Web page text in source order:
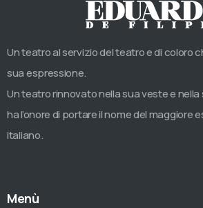
Un teatro al servizio del teatro e di coloro
sua espressione.
Un teatro rinnovato nella sua veste e
ha l’onore di portare il nome del maggiore
italiano.
Menù